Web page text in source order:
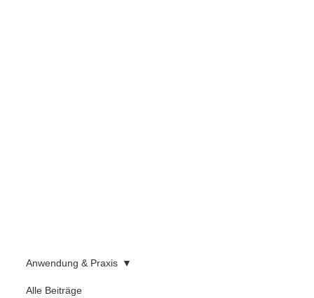
Alle Beiträge
Anwendung & Praxis